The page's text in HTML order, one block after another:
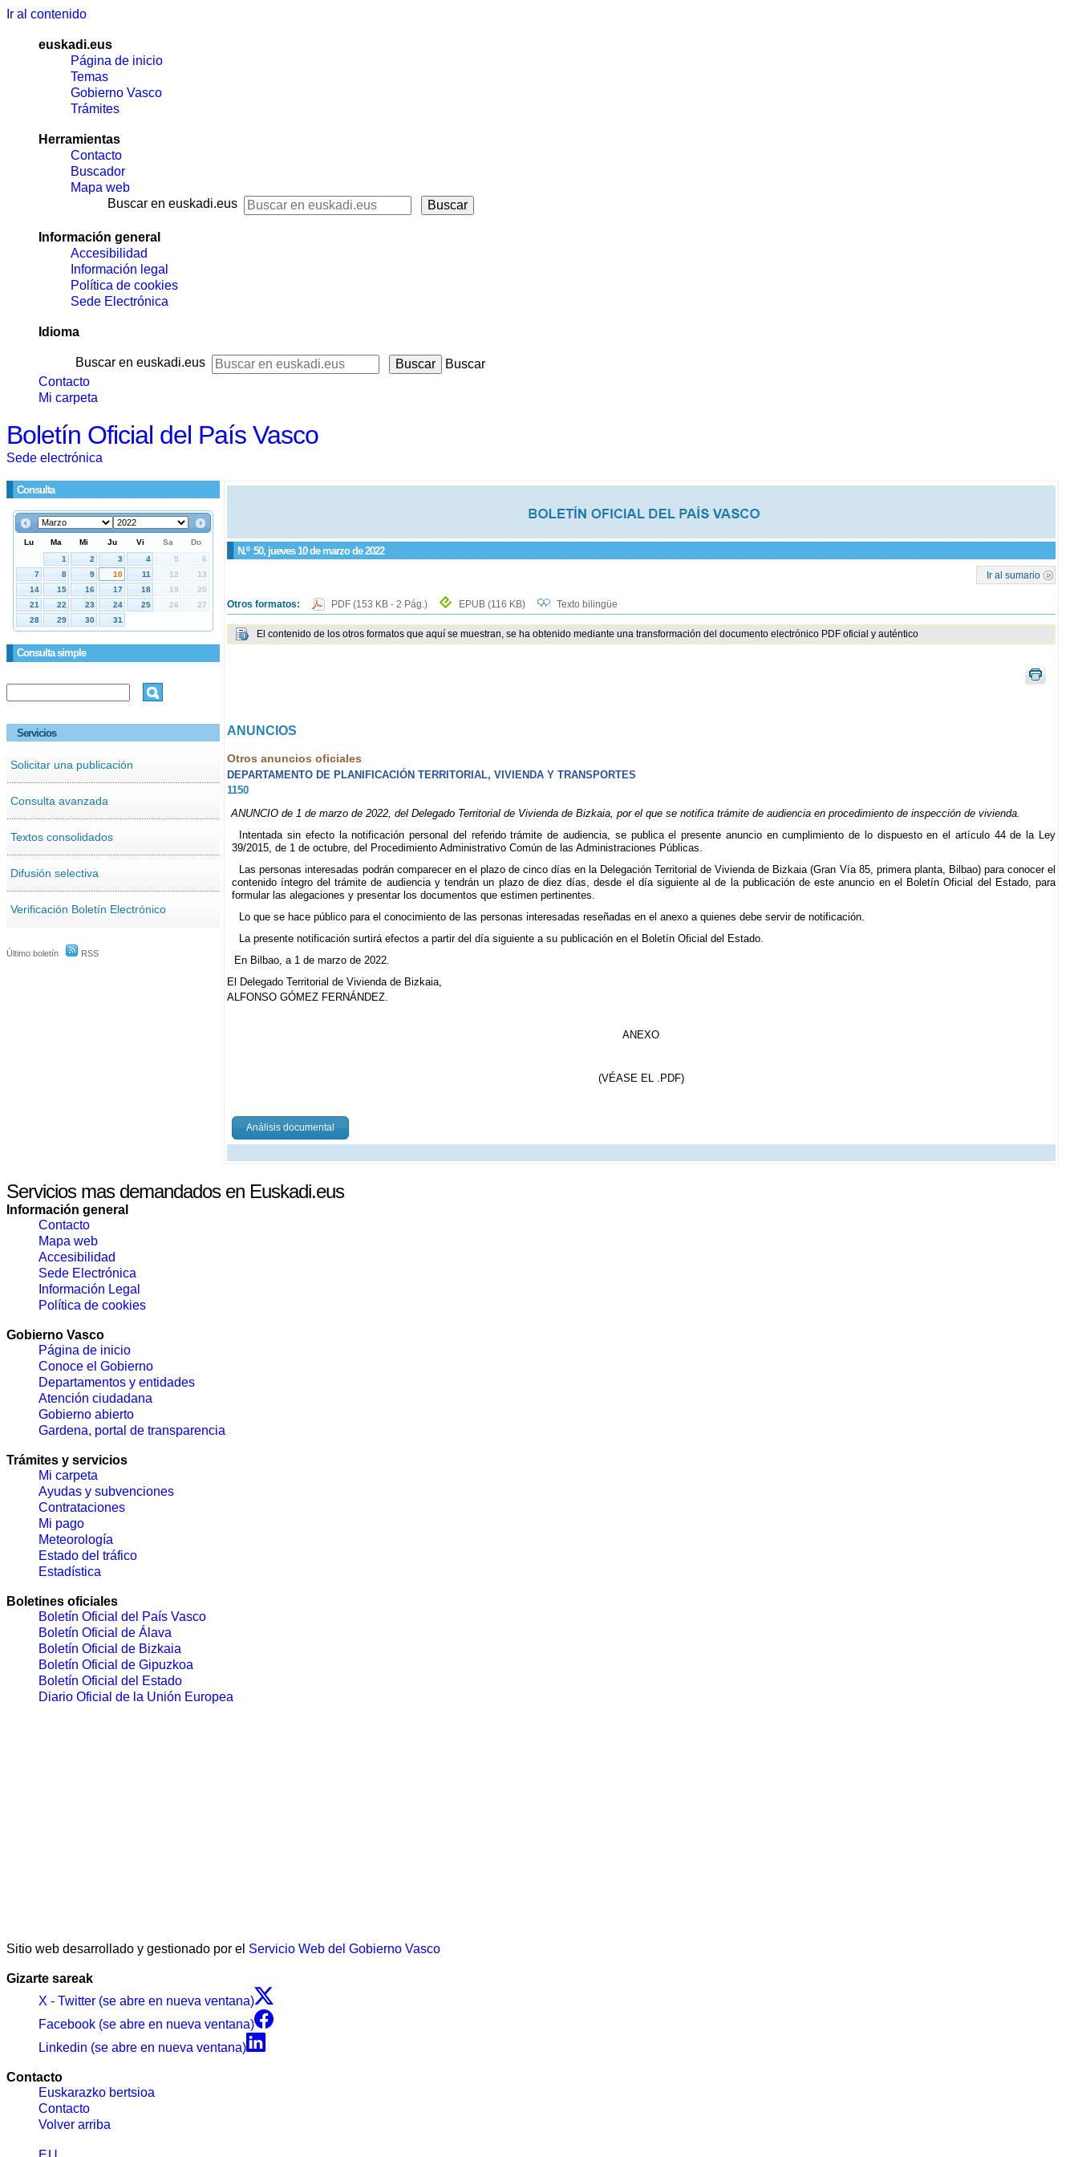
Ir al contenido
euskadi.eus
Página de inicio
Temas
Gobierno Vasco
Trámites
Herramientas
Contacto
Buscador
Mapa web
Buscar en euskadi.eus
Información general
Accesibilidad
Información legal
Política de cookies
Sede Electrónica
Idioma
Buscar en euskadi.eus
Buscar
Contacto
Mi carpeta
Boletín Oficial del País Vasco
Sede electrónica
Consulta
Consulta simple
Servicios
Solicitar una publicación
Consulta avanzada
Textos consolidados
Difusión selectiva
Verificación Boletín Electrónico
Último boletín RSS
N.º 50, jueves 10 de marzo de 2022
Ir al sumario
Otros formatos: PDF (153 KB - 2 Pág.) EPUB (116 KB) Texto bilingüe
El contenido de los otros formatos que aquí se muestran, se ha obtenido mediante una transformación del documento electrónico PDF oficial y auténtico
ANUNCIOS
Otros anuncios oficiales
DEPARTAMENTO DE PLANIFICACIÓN TERRITORIAL, VIVIENDA Y TRANSPORTES
1150
ANUNCIO de 1 de marzo de 2022, del Delegado Territorial de Vivienda de Bizkaia, por el que se notifica trámite de audiencia en procedimiento de inspección de vivienda.
Intentada sin efecto la notificación personal del referido trámite de audiencia, se publica el presente anuncio en cumplimiento de lo dispuesto en el artículo 44 de la Ley
39/2015, de 1 de octubre, del Procedimiento Administrativo Común de las Administraciones Públicas.
Las personas interesadas podrán comparecer en el plazo de cinco días en la Delegación Territorial de Vivienda de Bizkaia (Gran Vía 85, primera planta, Bilbao) para conocer el
contenido íntegro del trámite de audiencia y tendrán un plazo de diez días, desde el día siguiente al de la publicación de este anuncio en el Boletín Oficial del Estado, para
formular las alegaciones y presentar los documentos que estimen pertinentes.
Lo que se hace público para el conocimiento de las personas interesadas reseñadas en el anexo a quienes debe servir de notificación.
La presente notificación surtirá efectos a partir del día siguiente a su publicación en el Boletín Oficial del Estado.
En Bilbao, a 1 de marzo de 2022.
El Delegado Territorial de Vivienda de Bizkaia,
ALFONSO GÓMEZ FERNÁNDEZ.
ANEXO
(VÉASE EL .PDF)
Análisis documental
Servicios mas demandados en Euskadi.eus
Información general
Contacto
Mapa web
Accesibilidad
Sede Electrónica
Información Legal
Política de cookies
Gobierno Vasco
Página de inicio
Conoce el Gobierno
Departamentos y entidades
Atención ciudadana
Gobierno abierto
Gardena, portal de transparencia
Trámites y servicios
Mi carpeta
Ayudas y subvenciones
Contrataciones
Mi pago
Meteorología
Estado del tráfico
Estadística
Boletines oficiales
Boletín Oficial del País Vasco
Boletín Oficial de Álava
Boletín Oficial de Bizkaia
Boletín Oficial de Gipuzkoa
Boletín Oficial del Estado
Diario Oficial de la Unión Europea
Sitio web desarrollado y gestionado por el Servicio Web del Gobierno Vasco
Gizarte sareak
X - Twitter (se abre en nueva ventana)
Facebook (se abre en nueva ventana)
Linkedin (se abre en nueva ventana)
Contacto
Euskarazko bertsioa
Contacto
Volver arriba